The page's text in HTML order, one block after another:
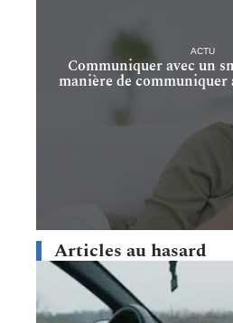
ACTU
Communiquer avec un
manière de communiquer
Articles au hasard